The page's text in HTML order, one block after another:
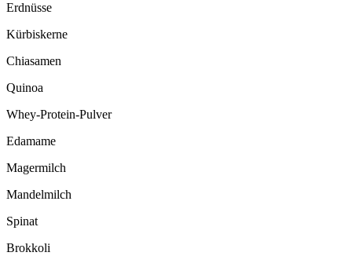
Erdnüsse
Kürbiskerne
Chiasamen
Quinoa
Whey-Protein-Pulver
Edamame
Magermilch
Mandelmilch
Spinat
Brokkoli